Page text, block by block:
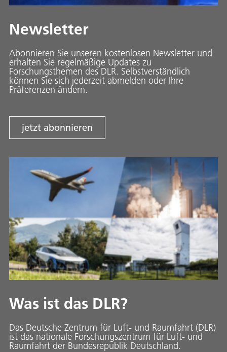
Newsletter
Abonnieren Sie unseren kostenlosen Newsletter und
erhalten Sie regelmäßige Updates zu
Forschungsthemen des DLR. Selbstverständlich
können Sie sich jederzeit abmelden oder Ihre
Präferenzen ändern.
jetzt abonnieren
Was ist das DLR?
Das Deutsche Zentrum für Luft- und Raumfahrt (DLR)
ist das nationale Forschungszentrum für Luft- und
Raumfahrt der Bundesrepublik Deutschland.